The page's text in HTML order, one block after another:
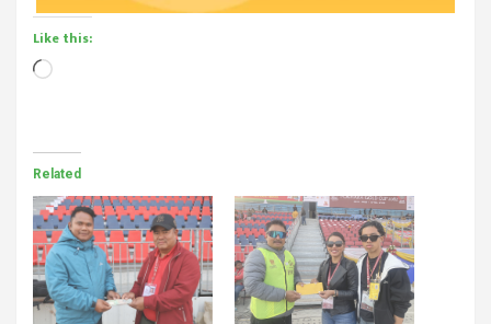
Like this:
Loading…
Related